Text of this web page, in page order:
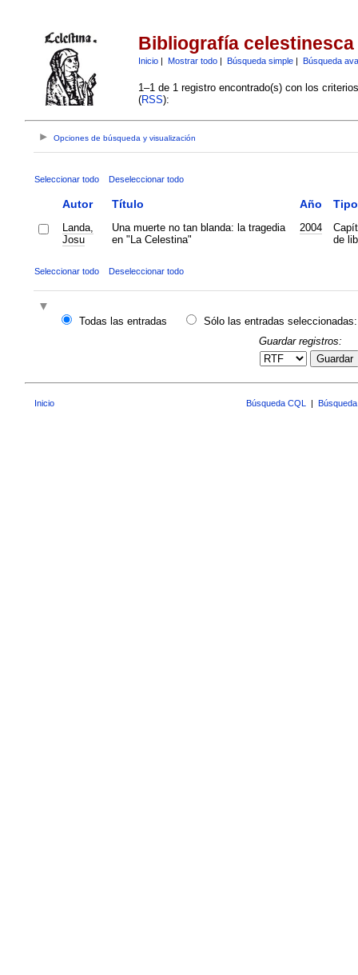
Bibliografía celestinesca
Inicio| Mostrar todo| Búsqueda simple| Búsqueda
1–1 de 1 registro encontrado(s) con los
(RSS):
Opciones de búsqueda y visualización
Seleccionar todo Deseleccionar todo
Autor Título Año Tipo
Landa,
Josu
Una muerte no tan blanda: la tragedia
en "La Celestina"
2004
de
Seleccionar todo Deseleccionar todo
Todas las entradas
Sólo las entradas seleccionadas:
Guardar registros:
Guardar
Inicio Búsqueda CQL